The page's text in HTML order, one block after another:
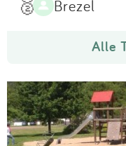
🥈 Brezel
Alle